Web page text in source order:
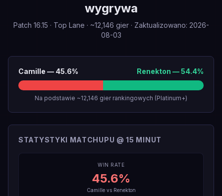
wygrywa
Patch 16.15 · Top Lane · ~12,146 gier· Zaktualizowano: 2026-
08-03
Camille — 45.6% Renekton —54.4%
Na podstawie ~12,146 gier rankingowych (Platinum+)
STATYSTYKI MATCHUPU @ 15 MINUT
WIN RATE
45.6%
Camillevs Renekton